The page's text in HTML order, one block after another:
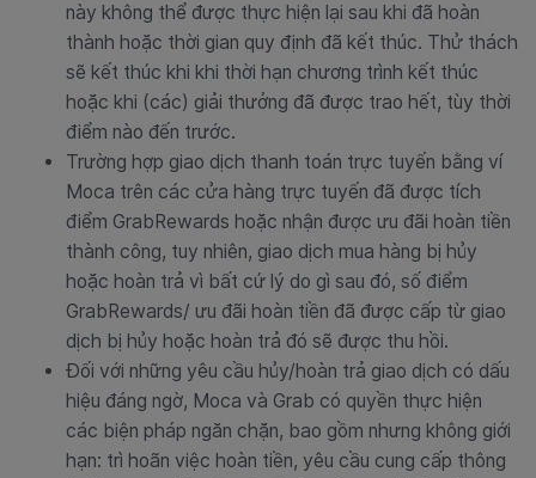
này không thể được thực hiện lại sau khi đã hoàn
thành hoặc thời gian quy định đã kết thúc. Thử thách
sẽ kết thúc khi khi thời hạn chương trình kết thúc
hoặc khi (các) giải thưởng đã được trao hết, tùy thời
điểm nào đến trước.
Trường hợp giao dịch thanh toán trực tuyến bằng ví
Moca trên các cửa hàng trực tuyến đã được tích
điểm GrabRewards hoặc nhận được ưu đãi hoàn tiền
thành công, tuy nhiên, giao dịch mua hàng bị hủy
hoặc hoàn trả vì bất cứ lý do gì sau đó, số điểm
GrabRewards/ ưu đãi hoàn tiền đã được cấp từ giao
dịch bị hủy hoặc hoàn trả đó sẽ được thu hồi.
Đối với những yêu cầu hủy/hoàn trả giao dịch có dấu
hiệu đáng ngờ, Moca và Grab có quyền thực hiện
các biện pháp ngăn chặn, bao gồm nhưng không giới
hạn: trì hoãn việc hoàn tiền, yêu cầu cung cấp thông